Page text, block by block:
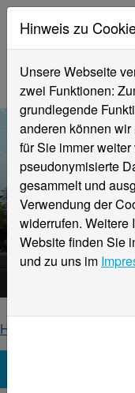
Aktuelle
Home
Hinweis zu
Unsere Webseite
zwei Funktionen:
grundlegende
anderen können
für Sie immer
pseudonymisierte
gesammelt und
Verwendung der
widerrufen. Weitere
Website finden Sie
und zu uns im